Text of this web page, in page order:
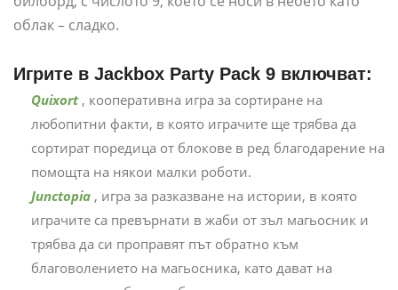
облак – сладко.
Игрите в Jackbox Party Pack 9 включват:
Quixort , кооперативна игра за сортиране на
любопитни факти, в която играчите ще трябва да
сортират поредица от блокове в ред благодарение на
помощта на някои малки роботи.
Junctopia , игра за разказване на истории, в която
играчите са превърнати в жаби от зъл магьосник и
трябва да си проправят път обратно към
благоволението на магьосника, като дават на